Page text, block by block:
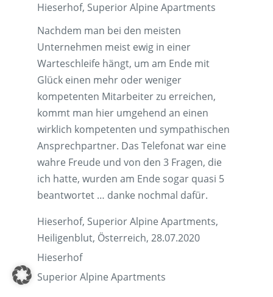
Hieserhof, Superior Alpine Apartments
Nachdem man bei den meisten
Unternehmen meist ewig in einer
Warteschleife hängt, um am Ende mit
Glück einen mehr oder weniger
kompetenten Mitarbeiter zu erreichen,
kommt man hier umgehend an einen
wirklich kompetenten und sympathischen
Ansprechpartner. Das Telefonat war eine
wahre Freude und von den 3 Fragen, die
ich hatte, wurden am Ende sogar quasi 5
beantwortet … danke nochmal dafür.
Hieserhof, Superior Alpine Apartments,
Heiligenblut, Österreich, 28.07.2020
Hieserhof
Superior Alpine Apartments